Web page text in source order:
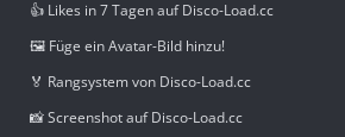
👍 Likes in 7 Tagen auf Disco-Load.cc
🖼️ Füge ein Avatar-Bild hinzu!
🏅 Rangsystem von Disco-Load.cc
📸 Screenshot auf Disco-Load.cc